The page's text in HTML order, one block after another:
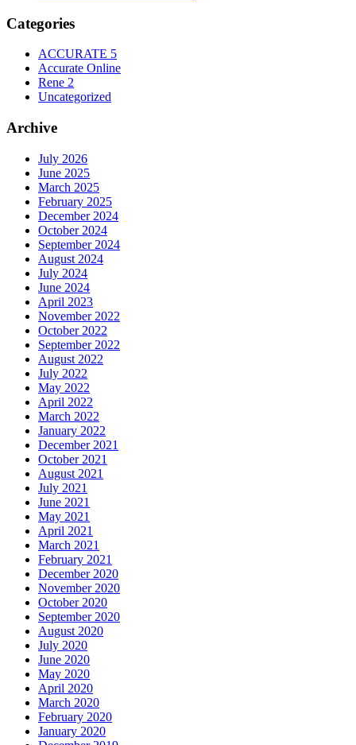
Categories
ACCURATE 5
Accurate Online
Rene 2
Uncategorized
Archive
July 2026
June 2025
March 2025
February 2025
December 2024
October 2024
September 2024
August 2024
July 2024
June 2024
April 2023
November 2022
October 2022
September 2022
August 2022
July 2022
May 2022
April 2022
March 2022
January 2022
December 2021
October 2021
August 2021
July 2021
June 2021
May 2021
April 2021
March 2021
February 2021
December 2020
November 2020
October 2020
September 2020
August 2020
July 2020
June 2020
May 2020
April 2020
March 2020
February 2020
January 2020